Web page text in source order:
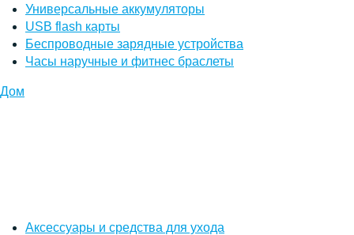
Универсальные аккумуляторы
USB flash карты
Беспроводные зарядные устройства
Часы наручные и фитнес браслеты
Дом
Аксессуары и средства для ухода